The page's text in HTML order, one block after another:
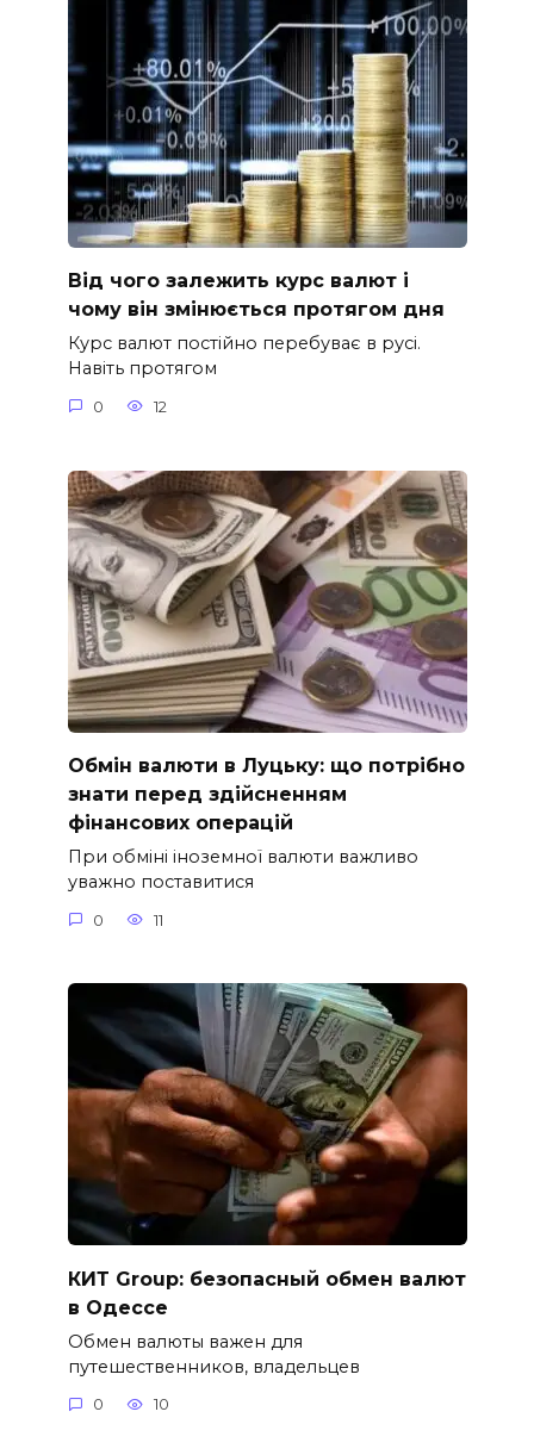
Від чого залежить курс валют і
чому він змінюється протягом дня
Курс валют постійно перебуває в русі.
Навіть протягом
0 12
Обмін валюти в Луцьку: що потрібно
знати перед здійсненням
фінансових операцій
При обміні іноземної валюти важливо
уважно поставитися
0 11
КИТ Group: безопасный обмен валют
в Одессе
Обмен валюты важен для
путешественников, владельцев
0 10